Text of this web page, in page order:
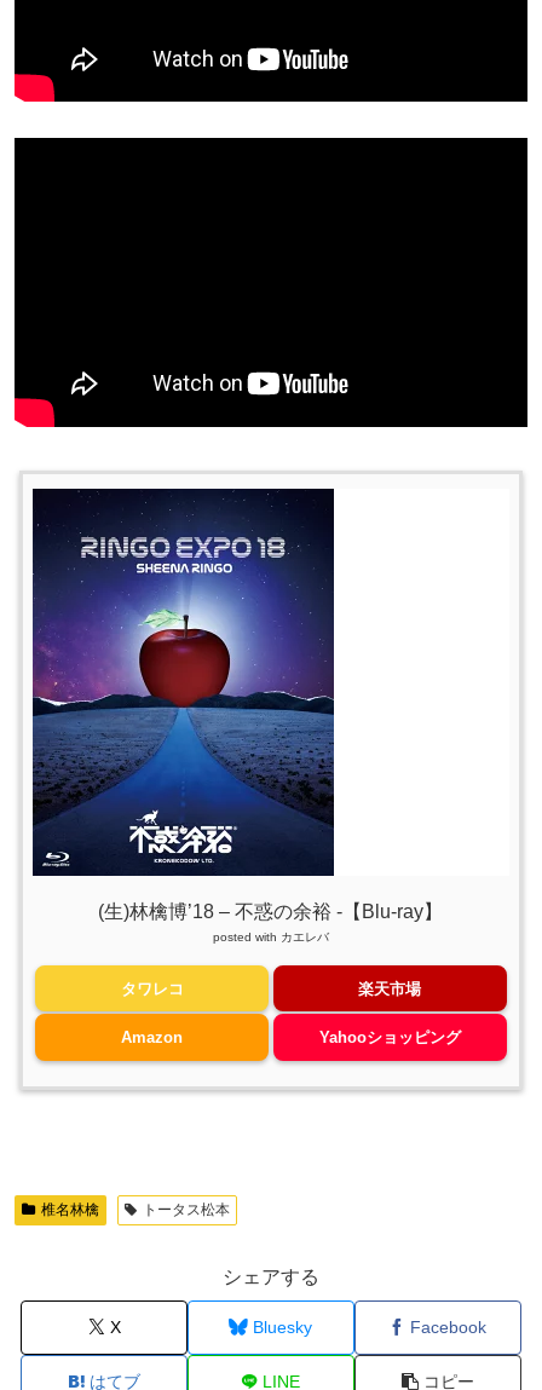
(生)林檎博’18 – 不惑の余裕 -【Blu-ray】
posted with カエレバ
タワレコ 楽天市場
Amazon Yahooショッピング
椎名林檎 トータス松本
シェアする
X Bluesky Facebook
はてブ LINE コピー